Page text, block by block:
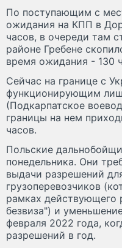
По поступающим с
ожидания на КПП в
часов, в очереди там
районе Гребене
время ожидания - 130
Сейчас на границе с
функционирующим
(Подкарпатское
границы на нем
часов.
Польские
понедельника. Они
выдачи разрешений
грузоперевозчиков
рамках действующего
безвиза") и
февраля 2022 года,
разрешений в год.